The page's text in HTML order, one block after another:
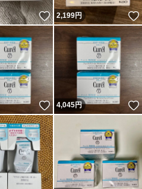
いいね！
2,199円
いいね！
4,045円